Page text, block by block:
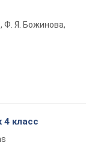
Ф. Я. Божинова,
4 класс